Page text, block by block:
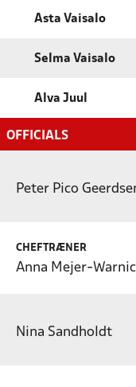
Asta Vaisalo
Selma Vaisalo
Alva Juul
OFFICIALS
Peter Pico
CHEFTRÆNER
Anna Mejer-
Nina Sandholdt